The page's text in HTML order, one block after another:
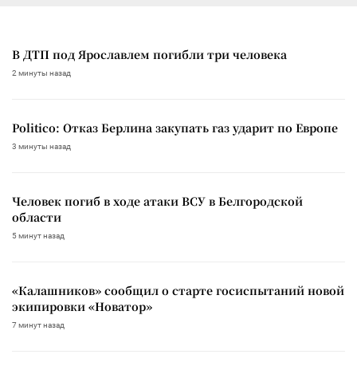
В ДТП под Ярославлем погибли три человека
2 минуты назад
Politico: Отказ Берлина закупать газ ударит по Европе
3 минуты назад
Человек погиб в ходе атаки ВСУ в Белгородской
области
5 минут назад
«Калашников» сообщил о старте госиспытаний новой
экипировки «Новатор»
7 минут назад